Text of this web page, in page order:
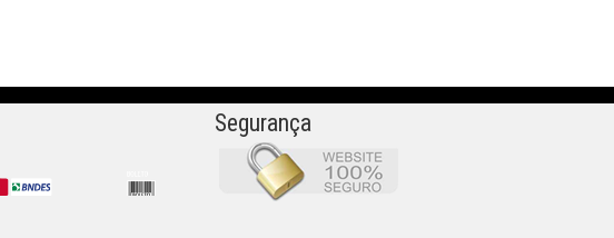
Segurança